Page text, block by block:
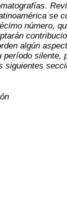
.
se
número,
algún
período silente,
siguientes